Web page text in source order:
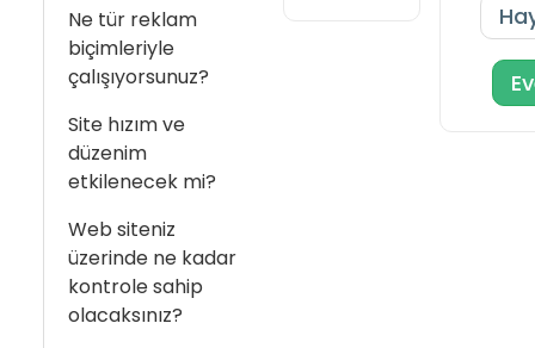
Ne tür reklam
biçimleriyle
çalışıyorsunuz?
Site hızım ve
düzenim
etkilenecek mi?
Web siteniz
üzerinde ne kadar
kontrole sahip
olacaksınız?